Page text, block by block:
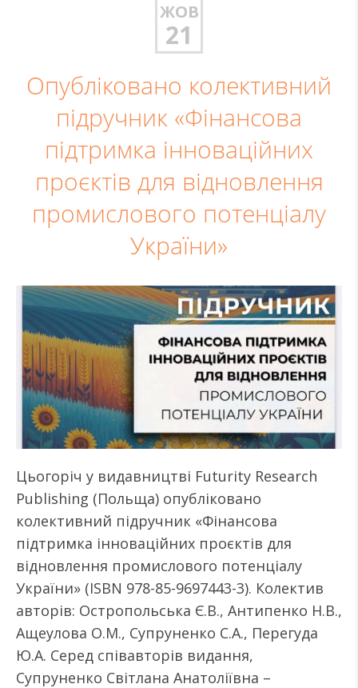
ЖОВ
21
Опубліковано колективний
підручник «Фінансова
підтримка інноваційних
проєктів для відновлення
промислового потенціалу
України»
Цьогоріч у видавництві Futurity Research
Publishing (Польща) опубліковано
колективний підручник «Фінансова
підтримка інноваційних проєктів для
відновлення промислового потенціалу
України» (ISBN 978-85-9697443-3). Колектив
авторів: Остропольська Є.В., Антипенко Н.В.,
Ащеулова О.М., Супруненко С.А., Перегуда
Ю.А. Серед співавторів видання,
Супруненко Світлана Анатоліївна –